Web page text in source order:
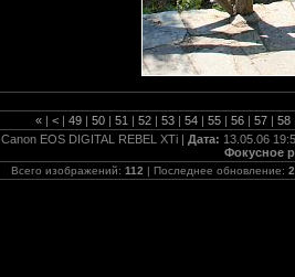
« | < | 49 | 50 | 51 | 52 | 53 | 54 | 55 | 56 | 57 | 58
Canon EOS DIGITAL REBEL XTi | Дата: 13.05.06
Фокусное
Всего изображений: 112 | Последнее обновление: